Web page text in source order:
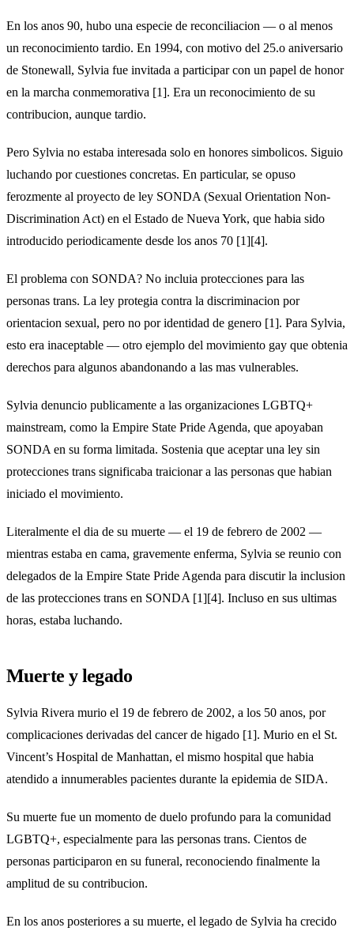
En los anos 90, hubo una especie de reconciliacion — o al menos
un reconocimiento tardio. En 1994, con motivo del 25.o aniversario
de Stonewall, Sylvia fue invitada a participar con un papel de honor
en la marcha conmemorativa [1]. Era un reconocimiento de su
contribucion, aunque tardio.
Pero Sylvia no estaba interesada solo en honores simbolicos. Siguio
luchando por cuestiones concretas. En particular, se opuso
ferozmente al proyecto de ley SONDA (Sexual Orientation Non-
Discrimination Act) en el Estado de Nueva York, que habia sido
introducido periodicamente desde los anos 70 [1][4].
El problema con SONDA? No incluia protecciones para las
personas trans. La ley protegia contra la discriminacion por
orientacion sexual, pero no por identidad de genero [1]. Para Sylvia,
esto era inaceptable — otro ejemplo del movimiento gay que obtenia
derechos para algunos abandonando a las mas vulnerables.
Sylvia denuncio publicamente a las organizaciones LGBTQ+
mainstream, como la Empire State Pride Agenda, que apoyaban
SONDA en su forma limitada. Sostenia que aceptar una ley sin
protecciones trans significaba traicionar a las personas que habian
iniciado el movimiento.
Literalmente el dia de su muerte — el 19 de febrero de 2002 —
mientras estaba en cama, gravemente enferma, Sylvia se reunio con
delegados de la Empire State Pride Agenda para discutir la inclusion
de las protecciones trans en SONDA [1][4]. Incluso en sus ultimas
horas, estaba luchando.
Muerte y legado
Sylvia Rivera murio el 19 de febrero de 2002, a los 50 anos, por
complicaciones derivadas del cancer de higado [1]. Murio en el St.
Vincent’s Hospital de Manhattan, el mismo hospital que habia
atendido a innumerables pacientes durante la epidemia de SIDA.
Su muerte fue un momento de duelo profundo para la comunidad
LGBTQ+, especialmente para las personas trans. Cientos de
personas participaron en su funeral, reconociendo finalmente la
amplitud de su contribucion.
En los anos posteriores a su muerte, el legado de Sylvia ha crecido